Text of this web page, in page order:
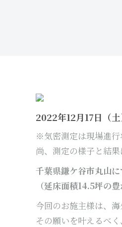
2022年12月17日（
※気密測定は現場進行
尚、測定の様子と結
千葉県鎌ケ谷市丸山
（延床面積14.5坪の
今回のお施主様は、海
その願いを叶えるべ